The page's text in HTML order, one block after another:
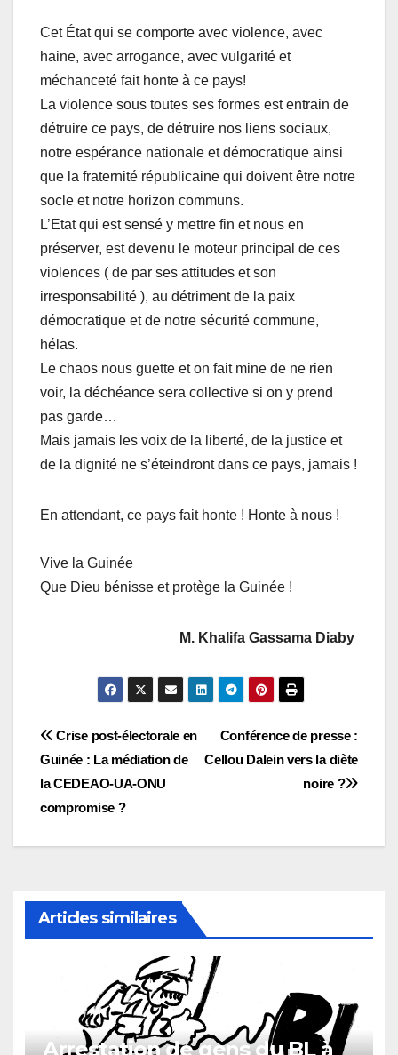
Cet État qui se comporte avec violence, avec
haine, avec arrogance, avec vulgarité et
méchanceté fait honte à ce pays!
La violence sous toutes ses formes est entrain de
détruire ce pays, de détruire nos liens sociaux,
notre espérance nationale et démocratique ainsi
que la fraternité républicaine qui doivent être notre
socle et notre horizon communs.
L’Etat qui est sensé y mettre fin et nous en
préserver, est devenu le moteur principal de ces
violences ( de par ses attitudes et son
irresponsabilité ), au détriment de la paix
démocratique et de notre sécurité commune,
hélas.
Le chaos nous guette et on fait mine de ne rien
voir, la déchéance sera collective si on y prend
pas garde…
Mais jamais les voix de la liberté, de la justice et
de la dignité ne s’éteindront dans ce pays, jamais !
En attendant, ce pays fait honte ! Honte à nous !
Vive la Guinée
Que Dieu bénisse et protège la Guinée !
M. Khalifa Gassama Diaby
Navigation
de
l’article
Conférence de presse :
Cellou Dalein vers la diète
noire ?
Crise post-électorale en
Guinée : La médiation de
la CEDEAO-UA-ONU
compromise ?
Articles similaires
Arrestation de gens du BL à